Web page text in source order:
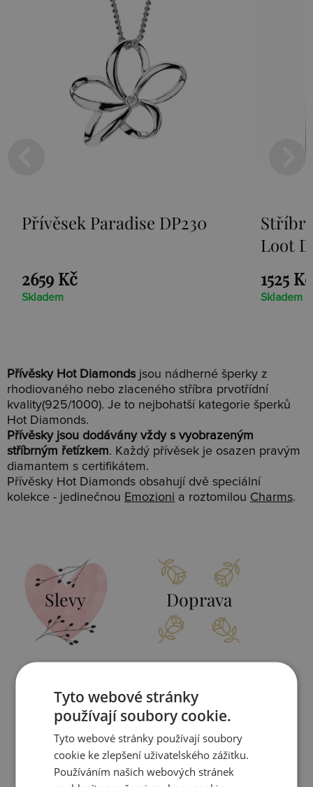
Přívěsek Paradise DP230
2659 Kč
Skladem
Loot
1525 Kč
Skladem
Přívěsky Hot Diamonds jsou nádherné šperky z
rhodiovaného nebo zlaceného stříbra prvotřídní
kvality(925/1000). Je to nejbohatší kategorie šperků
Hot Diamonds.
Přívěsky jsou dodávány vždy s vyobrazeným
stříbrným řetízkem. Každý přívěsek je osazen pravým
diamantem s certifikátem.
Přívěsky Hot Diamonds obsahují dvě speciální
kolekce - jedinečnou Emozioni a roztomilou Charms.
Slevy Doprava
Kontrola Výměna
Tyto webové stránky
používají soubory cookie.
Tyto webové stránky používají soubory
cookie ke zlepšení uživatelského zážitku.
Používáním našich webových stránek